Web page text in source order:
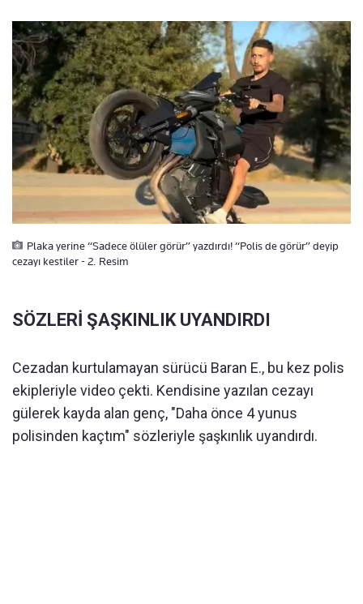
Plaka yerine “Sadece ölüler görür” yazdırdı! “Polis de görür” deyip
cezayı kestiler - 2. Resim
SÖZLERİ ŞAŞKINLIK UYANDIRDI
Cezadan kurtulamayan sürücü Baran E., bu kez polis
ekipleriyle video çekti. Kendisine yazılan cezayı
gülerek kayda alan genç, "Daha önce 4 yunus
polisinden kaçtım" sözleriyle şaşkınlık uyandırdı.